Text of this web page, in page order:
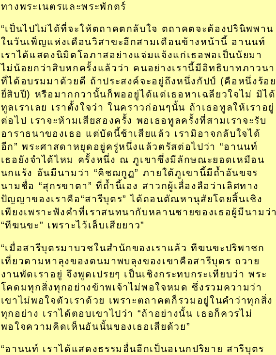
ทางพระเนตรและพระพักตร์
“เป็นไปไม่ได้ที่จะให้ตถาคตกลับใจ ตถาคตจะต้องปรินิพพาน
ในวันเพ็ญแห่งเดือนวิสาขะอีกสามเดือนข้างหน้านี้ อานนท์
เราได้แสดงนิมิตโอภาสอย่างแจ่มแจ้งแก่เธอพอเป็นนัยมา
ไม่น้อยกว่าสิบหกครั้งแล้วว่า คนอย่างเรานี้มีอิทธิบาทภาวนา
ที่ได้อบรมมาด้วยดี ถ้าประสงค์จะอยู่ถึงหนึ่งกัปป์ (คือหนึ่งร้อย
ยี่สิบปี) หรือมากกวานั้นก็พออยู่ได้แต่เธอหาเฉลียวใจไม่ มิได้
ทูลเราเลย เราตั้งใจว่า ในคราวก่อนๆนั้น ถ้าเธอทูลให้เราอยู่
ต่อไป เราจะห้ามเสียสองครั้ง พอเธอทูลครั้งที่สามเราจะรับ
อาราธนาของเธอ แต่บัดนี้ช้าเสียแล้ว เรามิอาจกลับใจได้
อีก” พระศาสดาหยุดอยู่ครู่หนึ่งแล้วตรัสต่อไปว่า “อานนท์
เธอยังจำได้ไหม ครั้งหนึ่ง ณ ภูเขาซึ่งมีลักษณะยอดเหมือน
นกแร้ง อันมีนามว่า “คิชฌกูฏ” ภายใต้ภูเขานี้มีถ้ำอันขจร
นามชื่อ “สุกรขาตา” ที่ถ้ำนี้เอง สาวกผู้เลื่องลือว่าเลิศทาง
ปัญญาของเราคือ“สารีบุตร” ได้ถอนตัณหานุสัยโดยสิ้นเชิง
เพียงเพราะฟังคำที่เราสนทนากับหลานชายของเธอผู้มีนามว่า
“ทีฆนขะ” เพราะไว้เล็บเสียยาว”
“เมื่อสารีบุตรมาบวชในสำนักของเราแล้ว ทีฆนขะปริพาชก
เที่ยวตามหาลุงของตนมาพบลุงของเขาคือสารีบุตร ถวาย
งานพัดเราอยู่ จึงพูดเปรยๆ เป็นเชิงกระทบกระเทียบว่า พระ
โคดมทุกสิ่งทุกอย่างข้าพเจ้าไม่พอใจหมด ซึ่งรวมความว่า
เขาไม่พอใจตัวเราด้วย เพราะตถาคตก็รวมอยู่ในคำว่าทุกสิ่ง
ทุกอย่าง เราได้ตอบเขาไปว่า “ถ้าอย่างนั้น เธอก็ควรไม่
พอใจความคิดเห็นอันนั้นของเธอเสียด้วย”
“อานนท์ เราได้แสดงธรรมอื่นอีกเป็นอเนกปริยาย สารีบุตร